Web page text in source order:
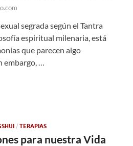
segrada según el Tantra
espiritual milenaria, está
que parecen algo
embargo, …
/ TERAPIAS
para nuestra Vida